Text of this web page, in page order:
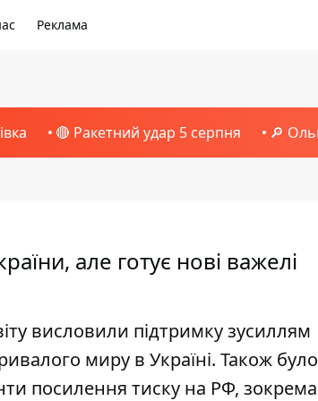
Реклама
🔴 Ракетний удар 5 серпня 🔎
але готує нові важелі
висловили підтримку зусиллям
миру в Україні. Також було
посилення тиску на РФ, зокрема